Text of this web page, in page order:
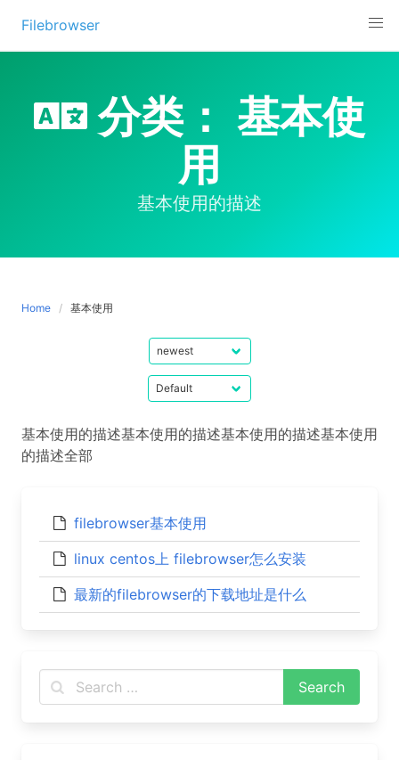
content
Filebrowser
分类： 基本使
用
基本使用的描述
Home 基本使用
基本使用的描述基本使用的描述基本使用的描述基本使用
的描述全部
filebrowser基本使用
linux centos上 filebrowser怎么安装
最新的filebrowser的下载地址是什么